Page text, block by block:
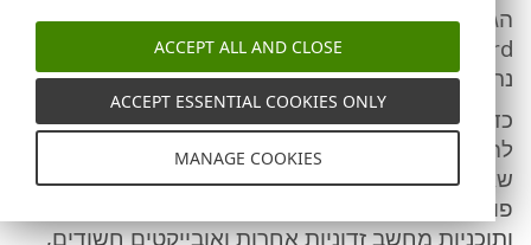
הגנה מפני מתקפת Brute Force, חומת אש ו-ESET
LiveGuard. ייתכן שהיא תהיה זמינה עבורך רק אם
נרשמת להצעה שלנו כחלק מהרמה.
כדי להשתמש בפתרונות אבטחת לנקודות קצה, עליך
להתקין את המוצרים הרלוונטיים במכשירים
שאמורים ליהנות מהשירות. המוצרים מכילים
פונקציות שאוספות דוגמאות של וירוסי מחשב
ותוכניות מחשב זדוניות אחרות ואובייקטים חשודים,
ACCEPT ALL AND CLOSE
ACCEPT ESSENTIAL COOKIES ONLY
MANAGE COOKIES